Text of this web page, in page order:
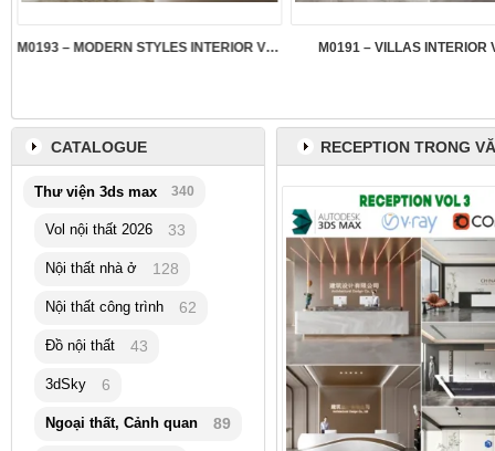
M0193 – MODERN STYLES INTERIOR VOL.5 M0191 – VILLAS INTERIOR
RECEPTION TRONG
CATALOGUE
Thư viện 3ds max 340
Vol nội thất 2026 33
Nội thất nhà ở 128
Nội thất công trình 62
Đồ nội thất 43
3dSky 6
Ngoại thất, Cảnh quan 89